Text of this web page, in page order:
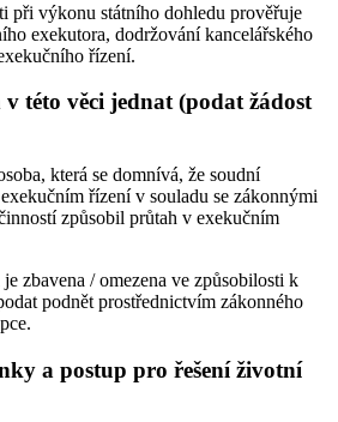
při výkonu státního dohledu prověřuje
exekutora, dodržování kancelářského
řízení.
této věci jednat (podat žádost
která se domnívá, že soudní
řízení v souladu se zákonnými
způsobil průtah v exekučním
zbavena / omezena ve způsobilosti k
podnět prostřednictvím zákonného
a postup pro řešení životní